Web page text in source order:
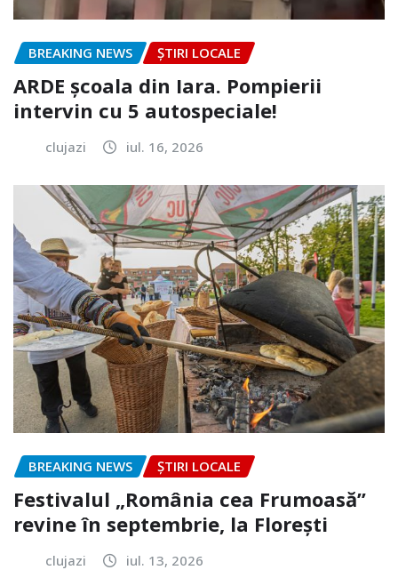
BREAKING NEWS ȘTIRI LOCALE
ARDE școala din Iara. Pompierii
intervin cu 5 autospeciale!
clujazi iul. 16, 2026
BREAKING NEWS ȘTIRI LOCALE
Festivalul „România cea Frumoasă”
revine în septembrie, la Florești
clujazi iul. 13, 2026